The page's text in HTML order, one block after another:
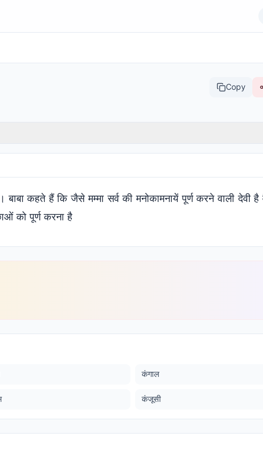
Copy
बाबा कहते हैं कि जैसे मम्मा सर्व की मनोकामनायें पूर्ण करने वाली देवी है
को पूर्ण करना है
कंगाल
कंजूसी